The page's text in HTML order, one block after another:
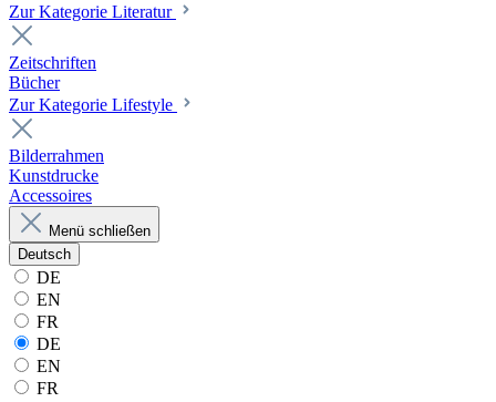
Zur Kategorie Literatur
Zeitschriften
Bücher
Zur Kategorie Lifestyle
Bilderrahmen
Kunstdrucke
Accessoires
Menü schließen
Deutsch
DE
EN
FR
DE
EN
FR